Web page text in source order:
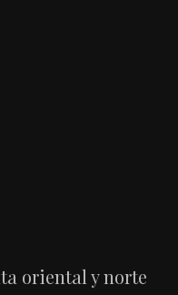
oriental y norte